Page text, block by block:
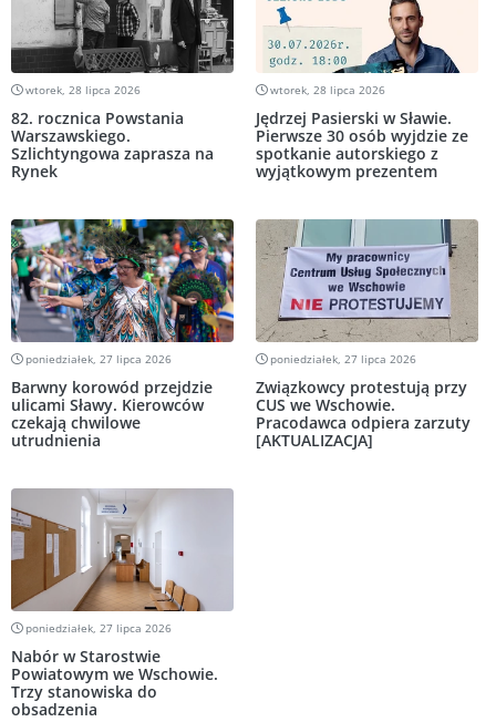
wtorek, 28 lipca 2026
82. rocznica Powstania
Warszawskiego.
Szlichtyngowa zaprasza na
Rynek
wtorek, 28 lipca 2026
Jędrzej Pasierski w Sławie.
Pierwsze 30 osób wyjdzie ze
spotkanie autorskiego z
wyjątkowym prezentem
poniedziałek, 27 lipca 2026
Barwny korowód przejdzie
ulicami Sławy. Kierowców
czekają chwilowe
utrudnienia
poniedziałek, 27 lipca 2026
Związkowcy protestują przy
CUS we Wschowie.
Pracodawca odpiera zarzuty
[AKTUALIZACJA]
poniedziałek, 27 lipca 2026
Nabór w Starostwie
Powiatowym we Wschowie.
Trzy stanowiska do
obsadzenia